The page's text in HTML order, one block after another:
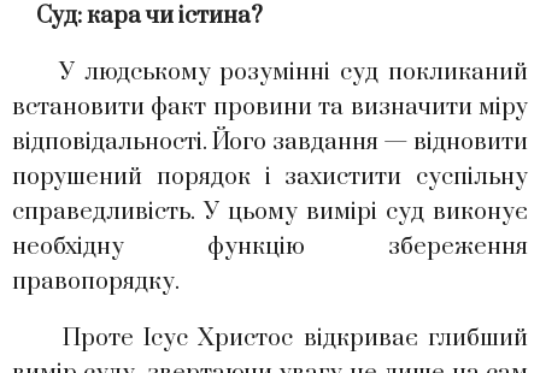
Суд: кара чи істина?
У людському розумінні суд покликаний
встановити факт провини та визначити міру
відповідальності. Його завдання — відновити
порушений порядок і захистити суспільну
справедливість. У цьому вимірі суд виконує
необхідну функцію збереження
правопорядку.
Проте Ісус Христос відкриває глибший